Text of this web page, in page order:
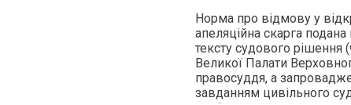
Норма про відмову у
апеляційна скарга
тексту судового рішення
Великої Палати
правосуддя, а
завданням цивільного